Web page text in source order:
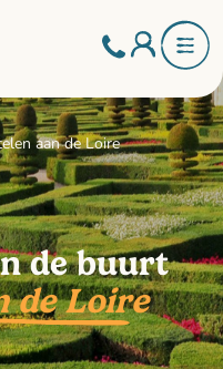
aan de Loire
de buurt
de Loire